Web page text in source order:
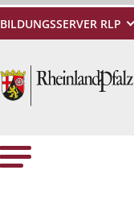
BILDUNGSSERVER RLP